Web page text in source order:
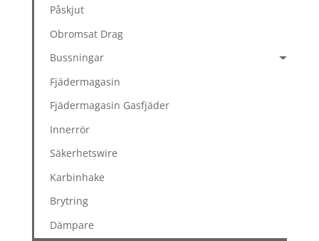
Påskjut
Obromsat Drag
Bussningar
Fjädermagasin
Fjädermagasin Gasfjäder
Innerrör
Säkerhetswire
Karbinhake
Brytring
Dämpare